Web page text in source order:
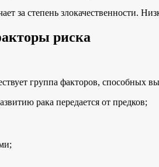
за степень злокачественности.
риска
группа факторов, способных
рака передается от предков;